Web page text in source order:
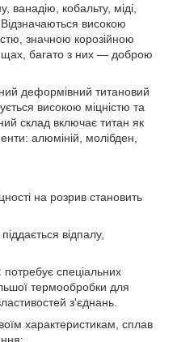
ванадію, кобальту, міді,
високою
значною корозійною
багато з них — доброю
деформівний титановий
високою міцністю та
склад включає титан як
алюміній, молібден,
на розрив становить
відпалу,
потребує спеціальних
термообробки для
з'єднань.
характеристикам, сплав